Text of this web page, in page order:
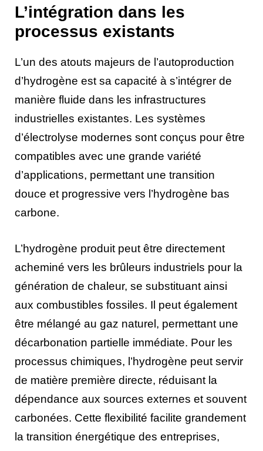
L’intégration dans les
processus existants
L’un des atouts majeurs de l’autoproduction
d’hydrogène est sa capacité à s’intégrer de
manière fluide dans les infrastructures
industrielles existantes. Les systèmes
d’électrolyse modernes sont conçus pour être
compatibles avec une grande variété
d’applications, permettant une transition
douce et progressive vers l’hydrogène bas
carbone.
L’hydrogène produit peut être directement
acheminé vers les brûleurs industriels pour la
génération de chaleur, se substituant ainsi
aux combustibles fossiles. Il peut également
être mélangé au gaz naturel, permettant une
décarbonation partielle immédiate. Pour les
processus chimiques, l’hydrogène peut servir
de matière première directe, réduisant la
dépendance aux sources externes et souvent
carbonées. Cette flexibilité facilite grandement
la transition énergétique des entreprises,